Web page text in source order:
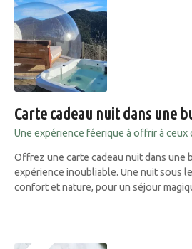
Carte cadeau nuit dans une
Une expérience féerique à offrir à ceux
Offrez une carte cadeau nuit dans une
expérience inoubliable. Une nuit sous
confort et nature, pour un séjour